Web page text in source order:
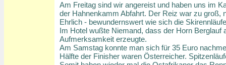
Am Freitag sind wir angereist und haben uns im
der Hahnenkamm Abfahrt. Der Reiz war zu groß,
Ehrlich - bewundernswert wie sich die
Im Hotel wußte Niemand, dass der Horn
Aufmerksamkeit erzeugte.
Am Samstag konnte man sich für 35 Euro
Hälfte der Finisher waren Österreicher.